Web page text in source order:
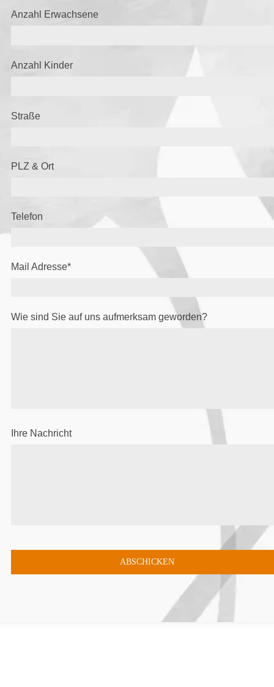
Anzahl Erwachsene
Anzahl Kinder
Straße
PLZ & Ort
Telefon
Mail Adresse*
Wie sind Sie auf uns aufmerksam geworden?
Ihre Nachricht